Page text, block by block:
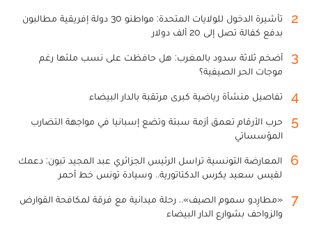
2
تأشيرة الدخول للولايات المتحدة: مواطنو 30 دولة إفريقية مطالبون
بدفع كفالة تصل إلى 20 ألف دولار
3
أضخم ثلاثة سدود بالمغرب: هل حافظت على نسب ملئها رغم
موجات الحر الصيفية؟
4 تفاصيل منشأة رياضية كبرى مرتقبة بالدار البيضاء
5
حرب الأرقام تعمق أزمة سبتة وتضع إسبانيا في مواجهة التضارب
المؤسساتي
6
المعارضة التونسية تراسل الرئيس الجزائري عبد المجيد تبون: دعمك
لقيس سعيد يكرس الدكتاتورية.. وسيادة تونس خط أحمر
7
«مطارِدو سموم الصيف».. رحلة ميدانية مع فرقة لمكافحة القوارض
والزواحف بشوارع الدار البيضاء